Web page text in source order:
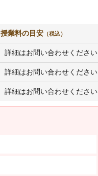
授業料の目安 （税込）
詳細はお問い合わせください
詳細はお問い合わせください
詳細はお問い合わせください